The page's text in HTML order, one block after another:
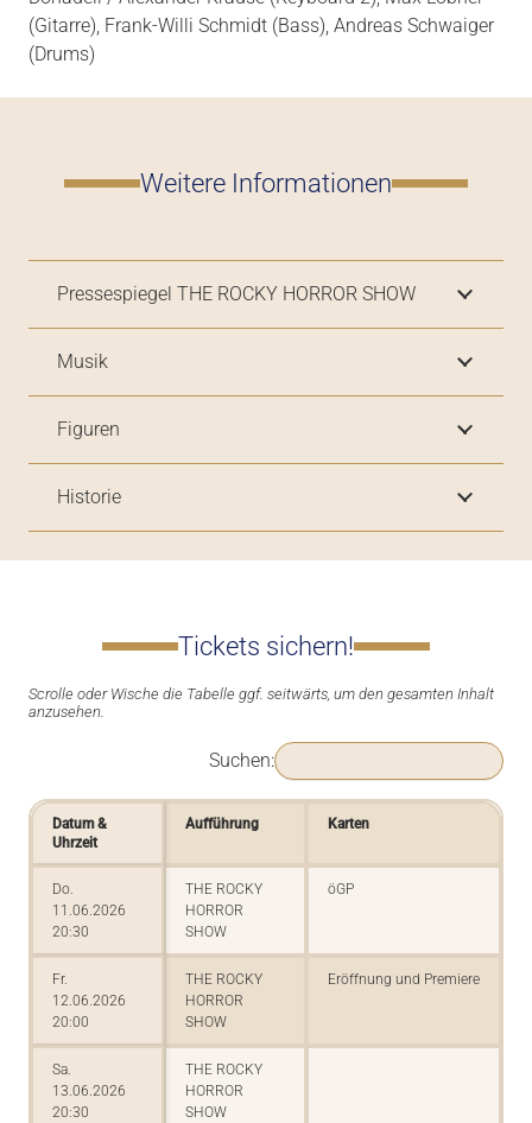
(Gitarre), Frank-Willi Schmidt (Bass), Andreas Schwaiger
(Drums)
Weitere Informationen
Pressespiegel THE ROCKY HORROR SHOW
Musik
Figuren
Historie
Tickets sichern!
Suchen:
Datum &
Uhrzeit
Aufführung Karten
Do.
11.06.2026
20:30
THE ROCKY
HORROR
SHOW
öGP
Fr.
12.06.2026
20:00
THE ROCKY
HORROR
SHOW
Eröffnung und Premiere
Sa.
13.06.2026
20:30
THE ROCKY
HORROR
SHOW